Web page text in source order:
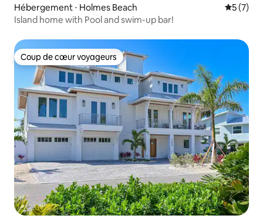
Hébergement ⋅ Holmes Beach
5 (7)
Island home with Pool and swim-up bar!
Coup de cœur voyageurs
Coup de cœur voyageurs